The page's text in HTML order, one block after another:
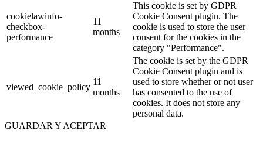
cookielawinfo-
checkbox-
performance
11
months
This cookie is set by GDPR
Cookie Consent plugin. The
cookie is used to store the user
consent for the cookies in the
category "Performance".
viewed_cookie_policy
11
months
The cookie is set by the GDPR
Cookie Consent plugin and is
used to store whether or not user
has consented to the use of
cookies. It does not store any
personal data.
GUARDAR Y ACEPTAR